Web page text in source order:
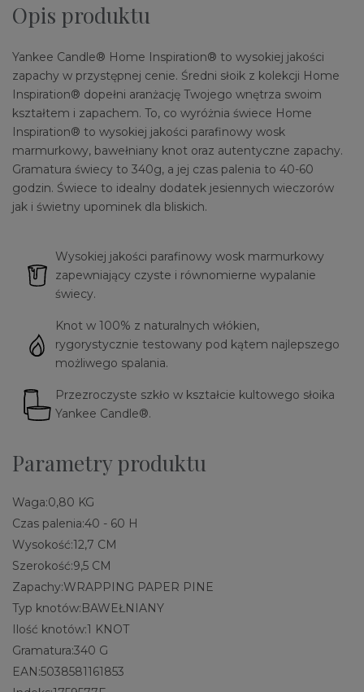
Opis produktu
Yankee Candle® Home Inspiration® to wysokiej jakości
zapachy w przystępnej cenie. Średni słoik z kolekcji Home
Inspiration® dopełni aranżację Twojego wnętrza swoim
kształtem i zapachem. To, co wyróżnia świece Home
Inspiration® to wysokiej jakości parafinowy wosk
marmurkowy, bawełniany knot oraz autentyczne zapachy.
Gramatura świecy to 340g, a jej czas palenia to 40-60
godzin. Świece to idealny dodatek jesiennych wieczorów
jak i świetny upominek dla bliskich.
Wysokiej jakości parafinowy wosk marmurkowy
zapewniający czyste i równomierne wypalanie
świecy.
Knot w 100% z naturalnych włókien,
rygorystycznie testowany pod kątem najlepszego
możliwego spalania.
Przezroczyste szkło w kształcie kultowego słoika
Yankee Candle®.
Parametry produktu
Waga:0,80 KG
Czas palenia:40 - 60 H
Wysokość:12,7 CM
Szerokość:9,5 CM
Zapachy:WRAPPING PAPER PINE
Typ knotów:BAWEŁNIANY
Ilość knotów:1 KNOT
Gramatura:340 G
EAN:5038581161853